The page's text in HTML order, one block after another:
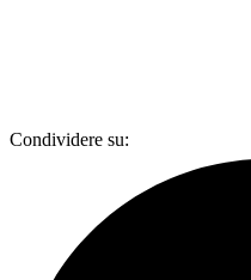
Condividere su: